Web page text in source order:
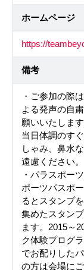
ホームページ
https://
備考
・ご参加の際
よる発声の自
願いいたします
当日体調のす
しゃみ、鼻水
遠慮ください。
・パラスポー
ポーツパスポ
るとスタンプ
集めたスタン
ます。2015～
ク体験プログ
でお配りした
の方は会場に